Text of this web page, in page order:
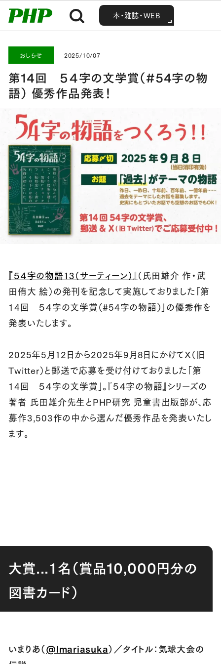
本・雑誌・WEB
本・雑誌・WEB
第14回 ５４字の文学賞（#54字の物語） 優秀作品発表！
おしらせ 2025/10/07
第14回 ５４字の文学賞（#54字の物
語） 優秀作品発表！
『５４字の物語13（サーティーン）』（氏田雄介 作・武
田侑大 絵）の発刊を記念して実施しておりました「第
14回 ５４字の文学賞（#54字の物語）」の優秀作を
発表いたします。
2025年5月12日から2025年9月8日にかけてX（旧
Twitter）と郵送で応募を受け付けておりました「第
14回 ５４字の文学賞」。『５４字の物語』シリーズの
著者 氏田雄介先生とPHP研究 児童書出版部が、応
募作3,503作の中から選んだ優秀作品を発表いたし
ます。
大賞...１名（賞品10,000円分の
図書カード）
いまりあ（@Imariasuka）／タイトル：気球大会の